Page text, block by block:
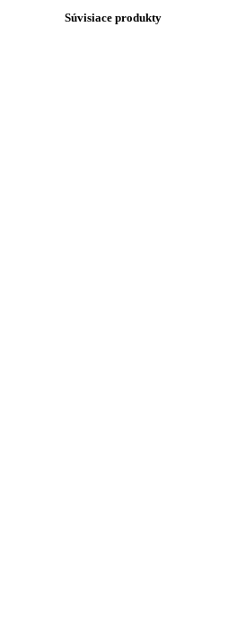
Súvisiace produkty